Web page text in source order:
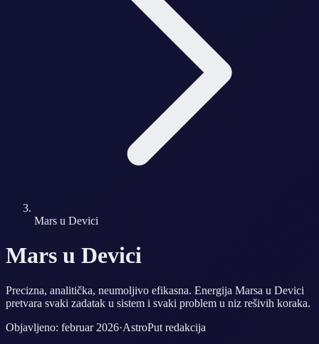
Mars u Devici
Mars u Devici
Precizna, analitička, neumoljivo efikasna. Energija Marsa u Devici
pretvara svaki zadatak u sistem i svaki problem u niz rešivih koraka.
Objavljeno: februar 2026·AstroPut redakcija